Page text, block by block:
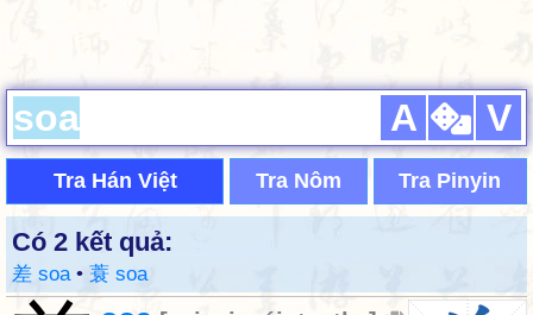
A V
Tra Hán Việt Tra Nôm Tra Pinyin
Có 2 kết quả:
差 soa• 蓑 soa